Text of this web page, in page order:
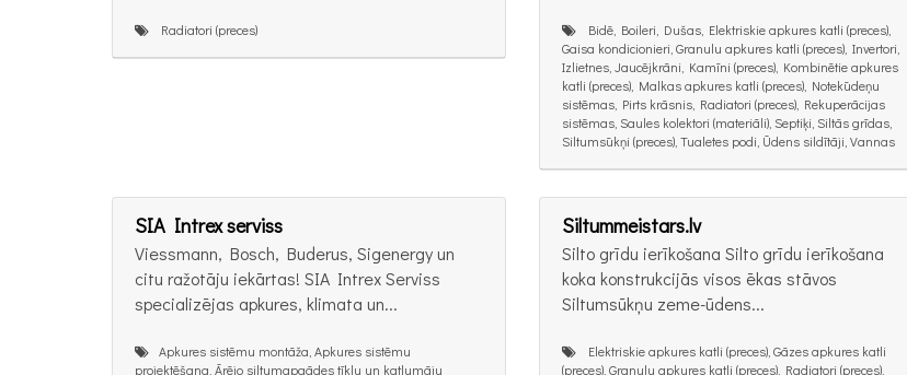
Radiatori (preces)
Bidē, Boileri, Dušas, Elektriskie apkures katli (preces),
Gaisa kondicionieri, Granulu apkures katli (preces), Invertori,
Izlietnes, Jaucējkrāni, Kamīni (preces), Kombinētie apkures
katli (preces), Malkas apkures katli (preces), Notekūdeņu
sistēmas, Pirts krāsnis, Radiatori (preces), Rekuperācijas
sistēmas, Saules kolektori (materiāli), Septiķi, Siltās grīdas,
Siltumsūkņi (preces), Tualetes podi, Ūdens sildītāji, Vannas
SIA Intrex serviss
Viessmann, Bosch, Buderus, Sigenergy un
citu ražotāju iekārtas! SIA Intrex Serviss
specializējas apkures, klimata un...
Apkures sistēmu montāža, Apkures sistēmu
projektēšana, Ārējo siltumapgādes tīklu un katlumāju
Siltummeistars.lv
Silto grīdu ierīkošana Silto grīdu ierīkošana
koka konstrukcijās visos ēkas stāvos
Siltumsūkņu zeme-ūdens...
Elektriskie apkures katli (preces), Gāzes apkures katli
(preces), Granulu apkures katli (preces), Radiatori (preces),